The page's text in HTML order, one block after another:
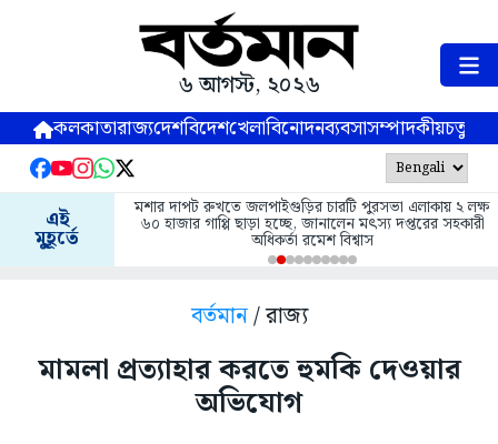
৬ আগস্ট, ২০২৬
কলকাতারাজ্যদেশবিদেশখেলাবিনোদনব্যবসাসম্পাদকীয়
এই
মুহূর্তে
মশার দাপট রুখতে জলপাইগুড়ির চারটি পুরসভা এলাকায় ২ লক্ষ
৬০ হাজার গাপ্পি ছাড়া হচ্ছে, জানালেন মৎস্য দপ্তরের সহকারী
অধিকর্তা রমেশ বিশ্বাস
বর্তমান/ রাজ্য
মামলা প্রত্যাহার করতে হুমকি দেওয়ার
অভিযোগ